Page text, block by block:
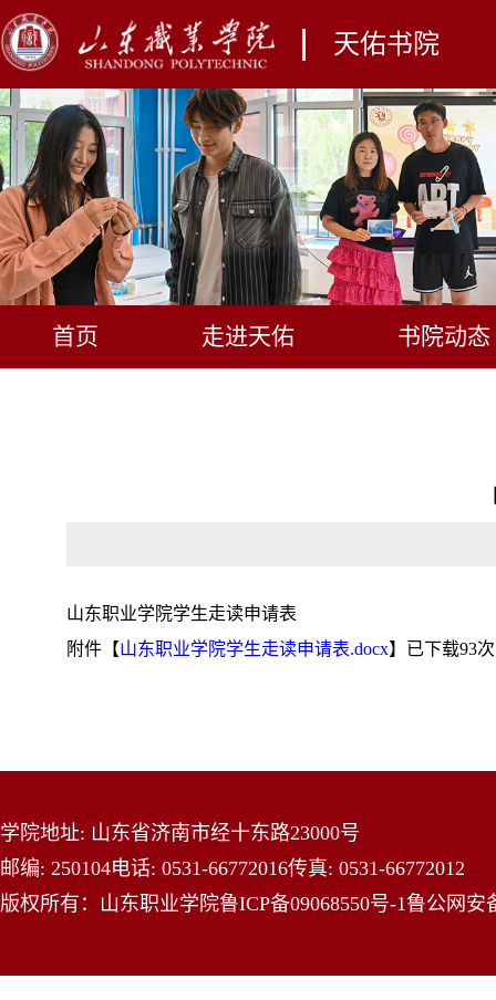
天佑书院
首页 走进天佑 书院动态
山东职业学院学生走读申请表
附件【山东职业学院学生走读申请表.docx】已下载93次
学院地址: 山东省济南市经十东路23000号
邮编: 250104电话: 0531-66772016传真: 0531-66772012
版权所有：山东职业学院鲁ICP备09068550号-1鲁公网安